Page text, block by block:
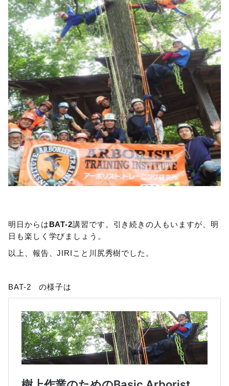
明日からはBAT-2講習です。引き続きの人もいますが、明
日も楽しく学びましょう。
以上、報告、JIRIこと川尻秀樹でした。
BAT-2 の様子は